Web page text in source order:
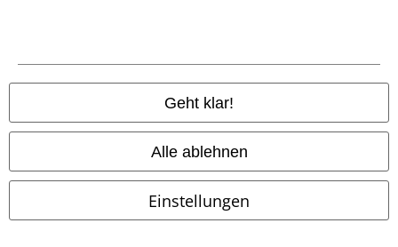
Geht klar!
Alle ablehnen
Einstellungen